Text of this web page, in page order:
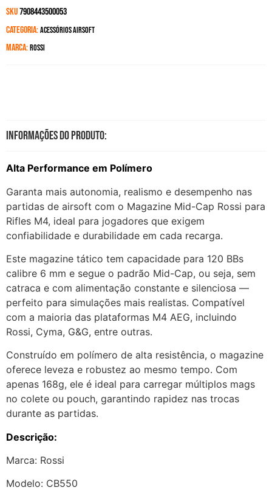
SKU7908443500053
Categoria:Acessórios Airsoft
Marca:Rossi
Informações do produto:
Alta Performance em Polímero
Garanta mais autonomia, realismo e desempenho nas
partidas de airsoft com o Magazine Mid-Cap Rossi para
Rifles M4, ideal para jogadores que exigem
confiabilidade e durabilidade em cada recarga.
Este magazine tático tem capacidade para 120 BBs
calibre 6 mm e segue o padrão Mid-Cap, ou seja, sem
catraca e com alimentação constante e silenciosa —
perfeito para simulações mais realistas. Compatível
com a maioria das plataformas M4 AEG, incluindo
Rossi, Cyma, G&G, entre outras.
Construído em polímero de alta resistência, o magazine
oferece leveza e robustez ao mesmo tempo. Com
apenas 168g, ele é ideal para carregar múltiplos mags
no colete ou pouch, garantindo rapidez nas trocas
durante as partidas.
Descrição:
Marca: Rossi
Modelo: CB550